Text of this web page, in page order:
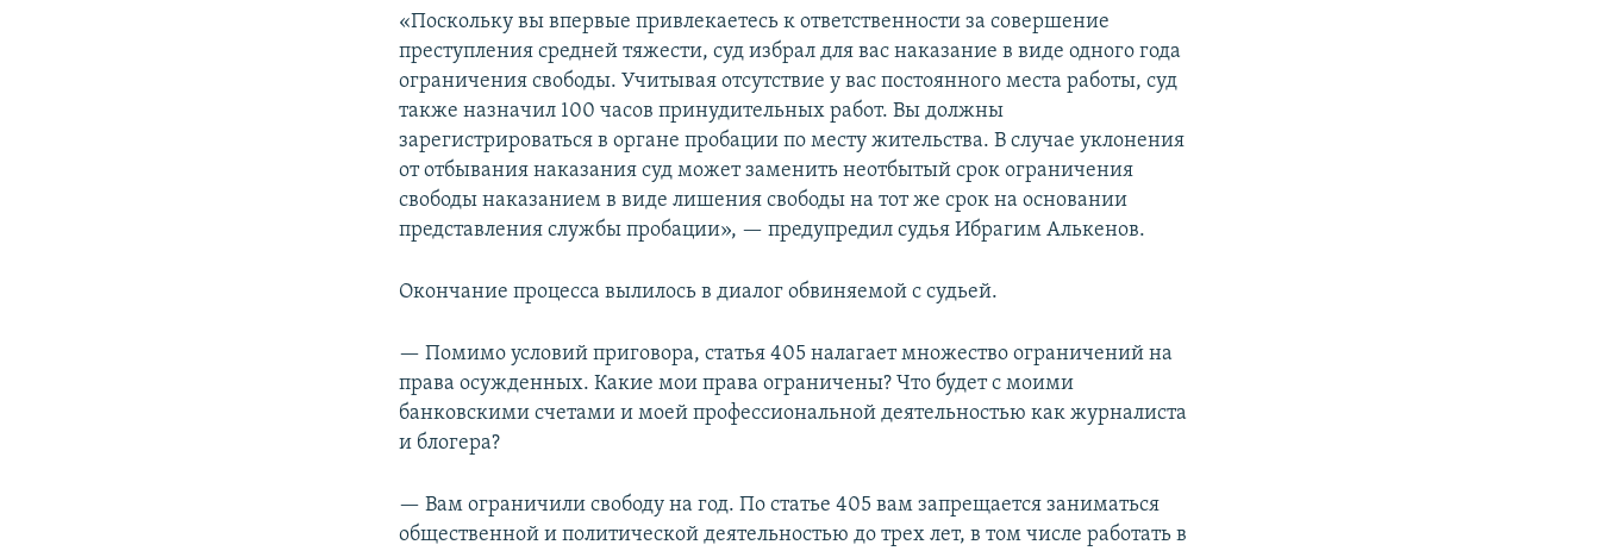
«Поскольку вы впервые привлекаетесь к ответственности за совершение
преступления средней тяжести, суд избрал для вас наказание в виде одного года
ограничения свободы. Учитывая отсутствие у вас постоянного места работы, суд
также назначил 100 часов принудительных работ. Вы должны
зарегистрироваться в органе пробации по месту жительства. В случае уклонения
от отбывания наказания суд может заменить неотбытый срок ограничения
свободы наказанием в виде лишения свободы на тот же срок на основании
представления службы пробации», — предупредил судья Ибрагим Алькенов.
Окончание процесса вылилось в диалог обвиняемой с судьей.
— Помимо условий приговора, статья 405 налагает множество ограничений на
права осужденных. Какие мои права ограничены? Что будет с моими
банковскими счетами и моей профессиональной деятельностью как журналиста
и блогера?
— Вам ограничили свободу на год. По статье 405 вам запрещается заниматься
общественной и политической деятельностью до трех лет, в том числе работать в